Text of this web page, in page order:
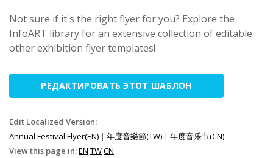
Not sure if it's the right flyer for you? Explore the
InfoART library for an extensive collection of editable
other exhibition flyer templates!
РЕДАКТИРОВАТЬ ЭТОТ ШАБЛОН
Edit Localized Version:
Annual Festival Flyer(EN) | 年度音樂節(TW) | 年度音乐节(CN)
View this page in:EN TWCN